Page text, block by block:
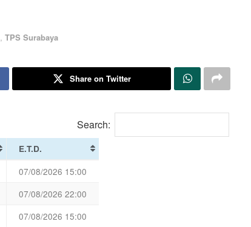
, TPS Surabaya
Share on Twitter
Search:
E.T.D.
07/08/2026 15:00
07/08/2026 22:00
07/08/2026 15:00